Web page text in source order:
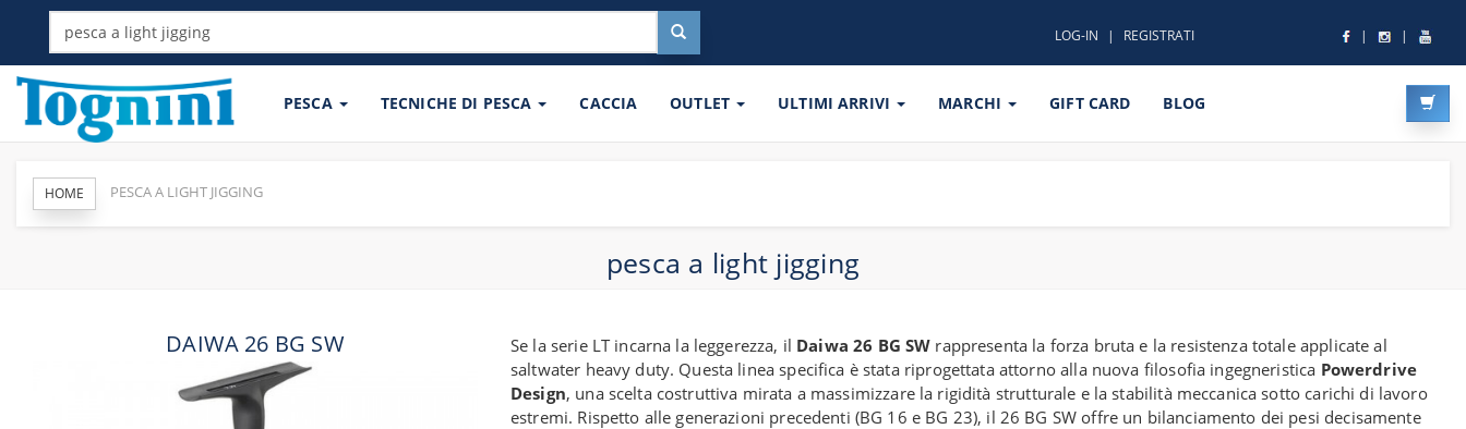
LOG-IN REGISTRATI
PESCA TECNICHE DI PESCA CACCIA OUTLET ULTIMI ARRIVI MARCHI GIFT CARD BLOG
HOME PESCA A LIGHT JIGGING
pesca a light jigging
DAIWA 26 BG SW Se la serie LT incarna la leggerezza, il Daiwa 26 BG SW rappresenta la forza bruta e la resistenza totale applicate al
saltwater heavy duty. Questa linea specifica è stata riprogettata attorno alla nuova filosofia ingegneristica Powerdrive
Design, una scelta costruttiva mirata a massimizzare la rigidità strutturale e la stabilità meccanica sotto carichi di lavoro
estremi. Rispetto alle generazioni precedenti (BG 16 e BG 23), il 26 BG SW offre un bilanciamento dei pesi decisamente